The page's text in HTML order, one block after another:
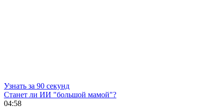
Узнать за 90 секунд
Станет ли ИИ "большой мамой"?
04:58